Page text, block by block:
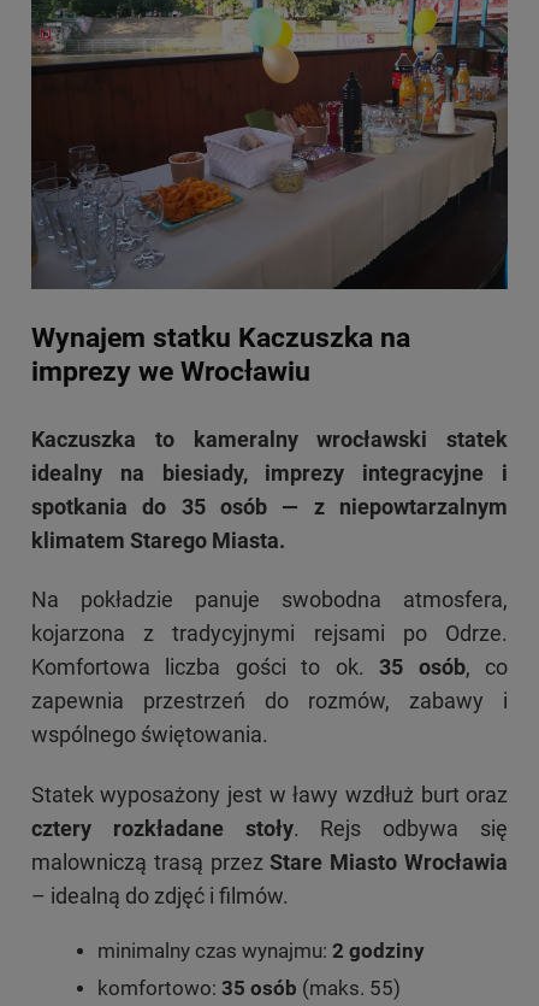
Wynajem statku Kaczuszka na
imprezy we Wrocławiu
Kaczuszka to kameralny wrocławski statek
idealny na biesiady, imprezy integracyjne i
spotkania do 35 osób — z niepowtarzalnym
klimatem Starego Miasta.
Na pokładzie panuje swobodna atmosfera,
kojarzona z tradycyjnymi rejsami po Odrze.
Komfortowa liczba gości to ok.35 osób, co
zapewnia przestrzeń do rozmów, zabawy i
wspólnego świętowania.
Statek wyposażony jest w ławy wzdłuż burt oraz
cztery rozkładane stoły. Rejs odbywa się
malowniczą trasą przezStare Miasto Wrocławia
– idealną do zdjęć i filmów.
minimalny czas wynajmu: 2 godziny
komfortowo: 35 osób (maks. 55)